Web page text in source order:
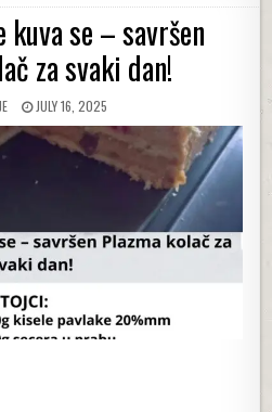
kuva se – savršen
za svaki dan!
PUBLISHED DATE:
JULY 16, 2025